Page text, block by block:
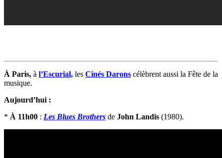
À Paris, à l’Escurial, les Cinés Darons célèbrent aussi la Fête de la
musique.
Aujourd’hui :
* À 11h00 : Les Blues Brothers de John Landis (1980).